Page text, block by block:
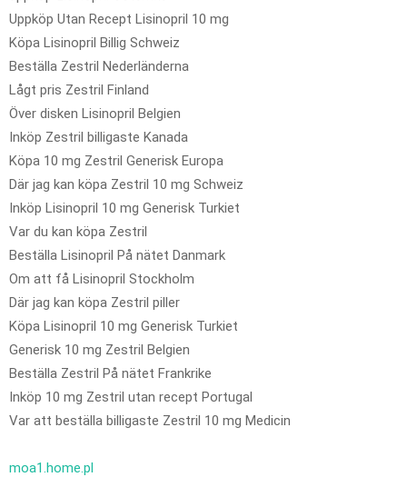
Uppköp Utan Recept Lisinopril 10 mg
Köpa Lisinopril Billig Schweiz
Beställa Zestril Nederländerna
Lågt pris Zestril Finland
Över disken Lisinopril Belgien
Inköp Zestril billigaste Kanada
Köpa 10 mg Zestril Generisk Europa
Där jag kan köpa Zestril 10 mg Schweiz
Inköp Lisinopril 10 mg Generisk Turkiet
Var du kan köpa Zestril
Beställa Lisinopril På nätet Danmark
Om att få Lisinopril Stockholm
Där jag kan köpa Zestril piller
Köpa Lisinopril 10 mg Generisk Turkiet
Generisk 10 mg Zestril Belgien
Beställa Zestril På nätet Frankrike
Inköp 10 mg Zestril utan recept Portugal
Var att beställa billigaste Zestril 10 mg Medicin
moa1.home.pl